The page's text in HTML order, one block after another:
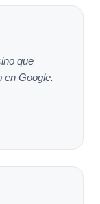
que
en Google.